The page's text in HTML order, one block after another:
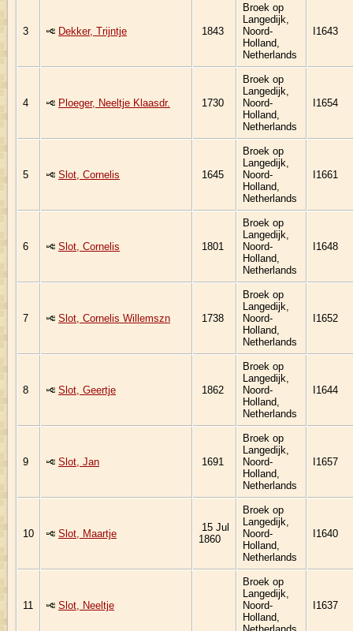
3 Dekker, Trijntje 1843
Broek op
Langedijk,
Noord-
Holland,
Netherlands
I1643
4 Ploeger, Neeltje Klaasdr. 1730
Broek op
Langedijk,
Noord-
Holland,
Netherlands
I1654
5 Slot, Cornelis 1645
Broek op
Langedijk,
Noord-
Holland,
Netherlands
I1661
6 Slot, Cornelis 1801
Broek op
Langedijk,
Noord-
Holland,
Netherlands
I1648
7 Slot, Cornelis Willemszn 1738
Broek op
Langedijk,
Noord-
Holland,
Netherlands
I1652
8 Slot, Geertje 1862
Broek op
Langedijk,
Noord-
Holland,
Netherlands
I1644
9 Slot, Jan 1691
Broek op
Langedijk,
Noord-
Holland,
Netherlands
I1657
10 Slot, Maartje
15 Jul
1860
Broek op
Langedijk,
Noord-
Holland,
Netherlands
I1640
11 Slot, Neeltje
Broek op
Langedijk,
Noord-
Holland,
I1637